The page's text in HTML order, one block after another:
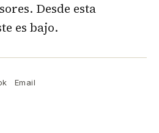
Desde esta
es bajo.
Email